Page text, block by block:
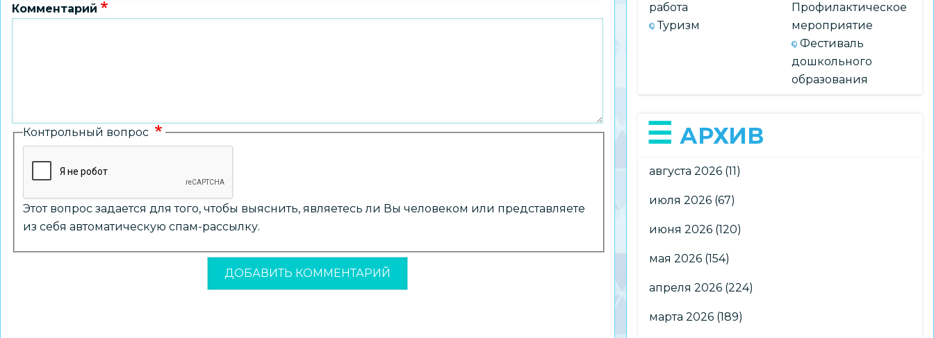
Комментарий
Контрольный вопрос
Этот вопрос задается для того, чтобы выяснить, являетесь ли Вы человеком или представляете
из себя автоматическую спам-рассылку.
работа
Туризм
Профилактическое
мероприятие
Фестиваль
дошкольного
образования
АРХИВ
августа 2026 (11)
июля 2026 (67)
июня 2026 (120)
мая 2026 (154)
апреля 2026 (224)
марта 2026 (189)